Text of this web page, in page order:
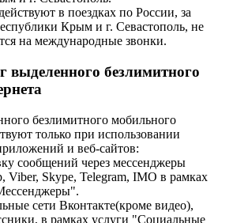
в поездках по России, за
Крым и г. Севастополь, не
на международные звонки.
выделенного безлимитного
безлимитного мобильного
только при использовании
и веб-сайтов:
сообщений через мессенджеры
Viber, Skype, Telegram, IMO в рамках
сети Вконтакте(кроме видео),
в рамках услуги "Социальные